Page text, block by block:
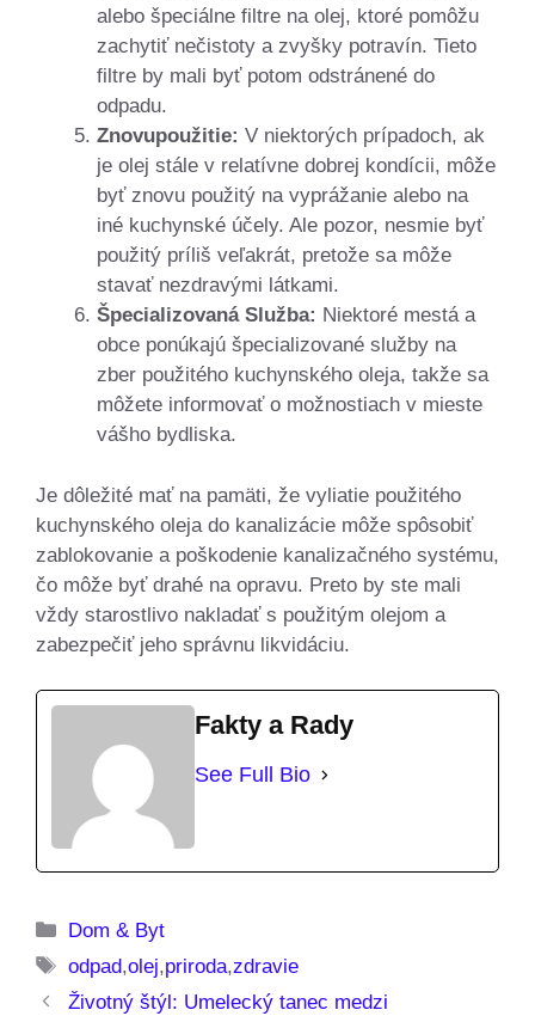
alebo špeciálne filtre na olej, ktoré pomôžu
zachytiť nečistoty a zvyšky potravín. Tieto
filtre by mali byť potom odstránené do
odpadu.
Znovupoužitie: V niektorých prípadoch, ak
je olej stále v relatívne dobrej kondícii, môže
byť znovu použitý na vyprážanie alebo na
iné kuchynské účely. Ale pozor, nesmie byť
použitý príliš veľakrát, pretože sa môže
stavať nezdravými látkami.
Špecializovaná Služba: Niektoré mestá a
obce ponúkajú špecializované služby na
zber použitého kuchynského oleja, takže sa
môžete informovať o možnostiach v mieste
vášho bydliska.
Je dôležité mať na pamäti, že vyliatie použitého
kuchynského oleja do kanalizácie môže spôsobiť
zablokovanie a poškodenie kanalizačného systému,
čo môže byť drahé na opravu. Preto by ste mali
vždy starostlivo nakladať s použitým olejom a
zabezpečiť jeho správnu likvidáciu.
Fakty a Rady
See Full Bio
Kategórie
Dom & Byt
Značky
odpad,olej,priroda,zdravie
Životný štýl: Umelecký tanec medzi